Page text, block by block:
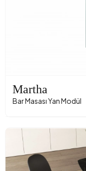
Martha
Bar Masası Yan Modül